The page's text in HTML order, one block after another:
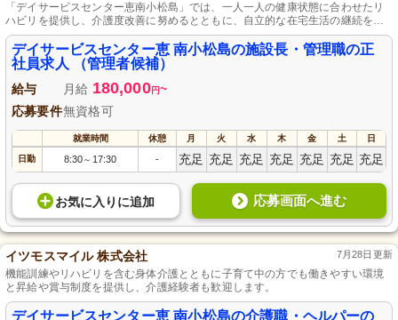
「デイサービスセンター恵南小松島」では、一人一人の健康状態に合わせたリ
ハビリを提供し、介護度改善に努めるとともに、自立的な在宅生活の継続をサ
ポートし、安心な施設運営を行っています。
デイサービスセンター恵 南小松島の施設長・管理職の正
社員求人 （管理者候補）
給与 月給 180,000円~
応募要件無資格可
就業時間 休憩 月 火 水 木 金 土 日
日勤 8:30～ 17:30 - 充足 充足 充足 充足 充足 充足 充足
お気に入り に追加 応募画面へ進む
イツモスマイル 株式会社 7月28日更新
機能訓練やリハビリを含む身体介護とともに子育て中の方でも働きやすい環境
と昇給や賞与制度を提供し、介護経験者も歓迎します。
デイサービスセンター恵 南小松島の介護職・ヘルパーの